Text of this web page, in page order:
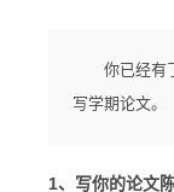
你已经有
写学期论文。
1、写你的论文